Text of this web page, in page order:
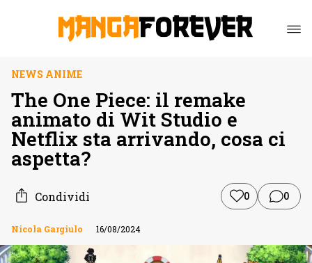
NEWS ANIME
The One Piece: il remake
animato di Wit Studio e
Netflix sta arrivando, cosa ci
aspetta?
Condividi 0 0
Nicola Gargiulo 16/08/2024